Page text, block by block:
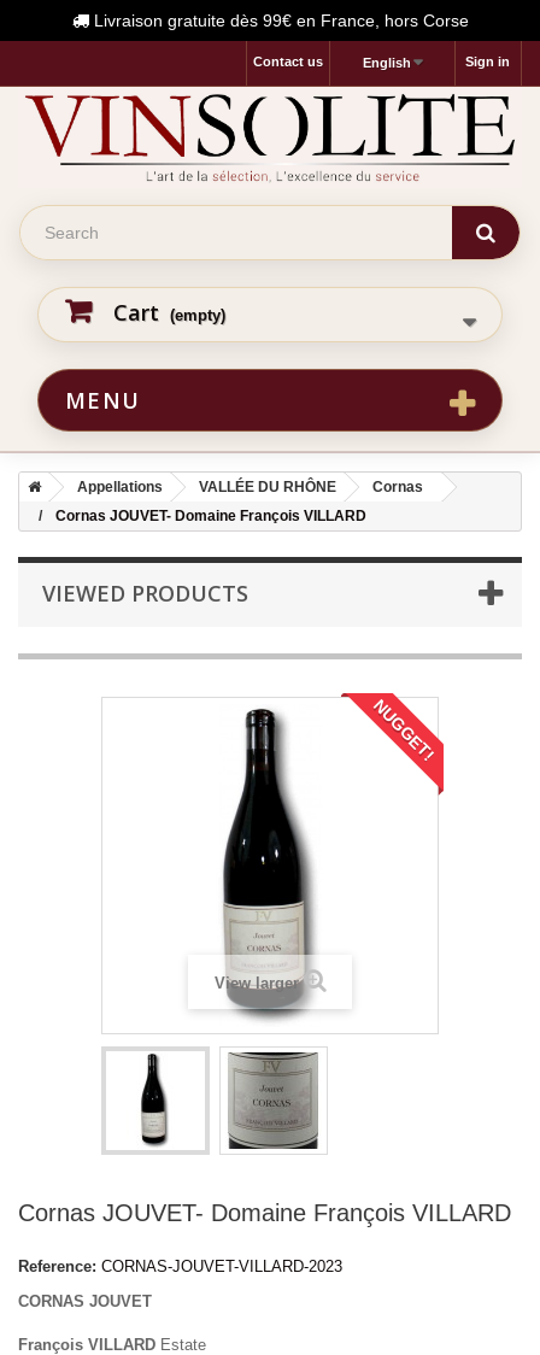
Livraison gratuite dès 99€ en France, hors Corse
Sign in
English
Contact us
Cart (empty)
MENU
Appellations VALLÉE DU RHÔNE
Cornas
Cornas JOUVET- Domaine François VILLARD
VIEWED PRODUCTS
NUGGET!
View larger
Cornas JOUVET- Domaine François VILLARD
Reference: CORNAS-JOUVET-VILLARD-2023
CORNAS JOUVET
François VILLARD Estate